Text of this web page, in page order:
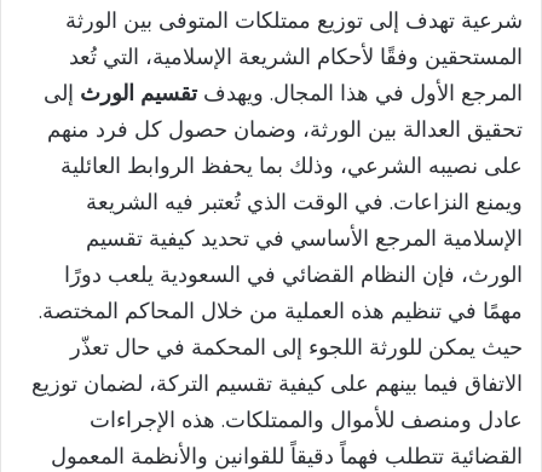
شرعية تهدف إلى توزيع ممتلكات المتوفى بين الورثة
المستحقين وفقًا لأحكام الشريعة الإسلامية، التي تُعد
المرجع الأول في هذا المجال. ويهدفتقسيم الورث إلى
تحقيق العدالة بين الورثة، وضمان حصول كل فرد منهم
على نصيبه الشرعي، وذلك بما يحفظ الروابط العائلية
ويمنع النزاعات. في الوقت الذي تُعتبر فيه الشريعة
الإسلامية المرجع الأساسي في تحديد كيفية تقسيم
الورث، فإن النظام القضائي في السعودية يلعب دورًا
مهمًا في تنظيم هذه العملية من خلال المحاكم المختصة.
حيث يمكن للورثة اللجوء إلى المحكمة في حال تعذّر
الاتفاق فيما بينهم على كيفية تقسيم التركة، لضمان توزيع
عادل ومنصف للأموال والممتلكات. هذه الإجراءات
القضائية تتطلب فهماً دقيقاً للقوانين والأنظمة المعمول